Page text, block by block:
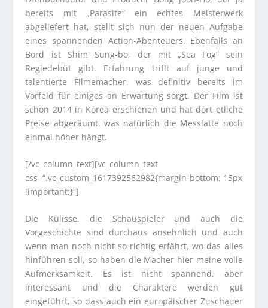
bereits mit „Parasite“ ein echtes Meisterwerk
abgeliefert hat, stellt sich nun der neuen Aufgabe
eines spannenden Action-Abenteuers. Ebenfalls an
Bord ist Shim Sung-bo, der mit „Sea Fog“ sein
Regiedebüt gibt. Erfahrung trifft auf junge und
talentierte Filmemacher, was definitiv bereits im
Vorfeld für einiges an Erwartung sorgt. Der Film ist
schon 2014 in Korea erschienen und hat dort etliche
Preise abgeräumt, was natürlich die Messlatte noch
einmal höher hängt.
[/vc_column_text][vc_column_text
css=“.vc_custom_1617392562982{margin-bottom: 15px
!important;}“]
Die Kulisse, die Schauspieler und auch die
Vorgeschichte sind durchaus ansehnlich und auch
wenn man noch nicht so richtig erfährt, wo das alles
hinführen soll, so haben die Macher hier meine volle
Aufmerksamkeit. Es ist nicht spannend, aber
interessant und die Charaktere werden gut
eingeführt, so dass auch ein europäischer Zuschauer